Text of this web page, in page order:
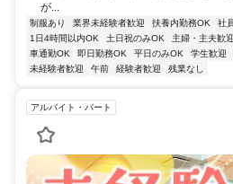
が...
制服あり 業界未経験者歓迎 扶養内勤務OK 社
1日4時間以内OK
土日祝のみOK 主婦・主夫歓迎
車通勤OK
即日勤務OK 平日のみOK 学生歓迎
未経験者歓迎
午前 経験者歓迎 残業なし
アルバイト・パート